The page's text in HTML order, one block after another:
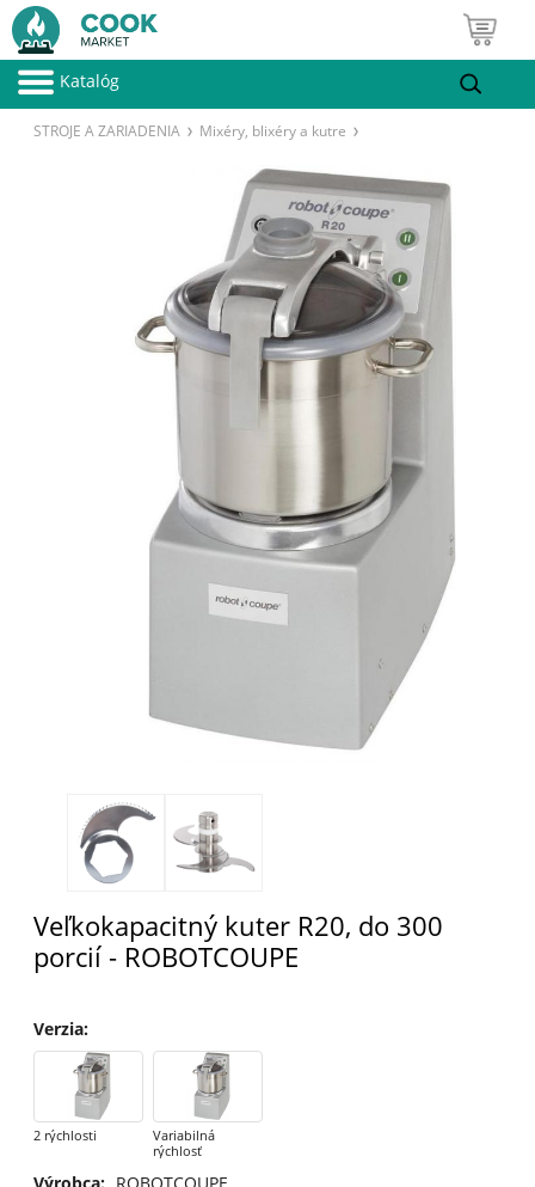
Katalóg
STROJE A ZARIADENIA Mixéry, blixéry a kutre
Veľkokapacitný kuter R20, do 300
porcií - ROBOTCOUPE
Verzia:
2 rýchlosti
Variabilná
rýchlosť
Výrobca: ROBOTCOUPE